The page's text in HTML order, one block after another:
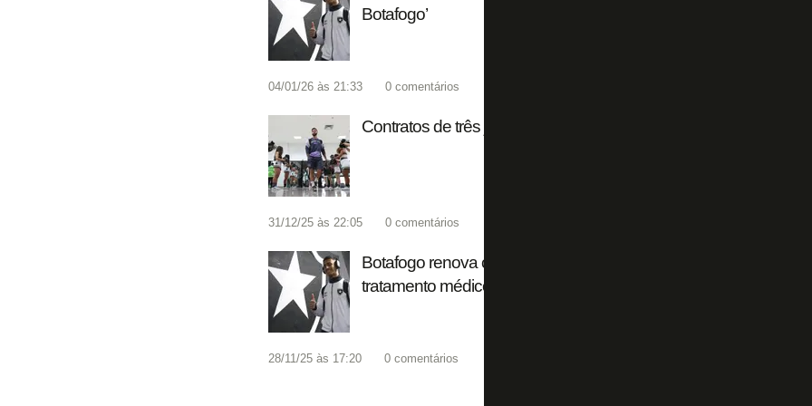
Botafogo’
04/01/26 às 21:33 0 comentários
Contratos de três jogadores do Botafogo se encerram nesta
31/12/25 às 22:05 0 comentários
Botafogo renova contrato com Philipe Sampaio até dezembro
tratamento médico
28/11/25 às 17:20 0 comentários